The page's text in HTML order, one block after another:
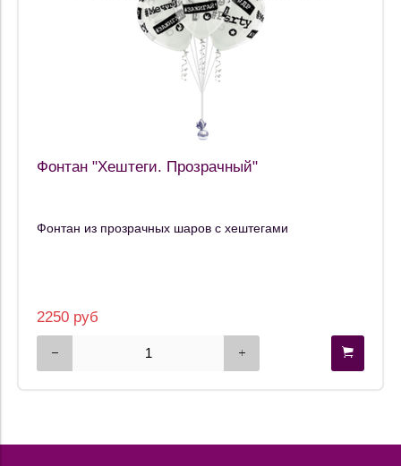
Фонтан "Хештеги. Прозрачный"
Фонтан из прозрачных шаров с хештегами
2250 руб